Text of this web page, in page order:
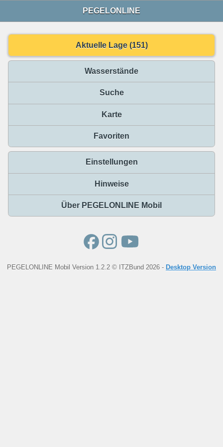
PEGELONLINE
Aktuelle Lage (151)
Wasserstände
Suche
Karte
Favoriten
Einstellungen
Hinweise
Über PEGELONLINE Mobil
PEGELONLINE Mobil Version 1.2.2 © ITZBund 2026 - Desktop Version